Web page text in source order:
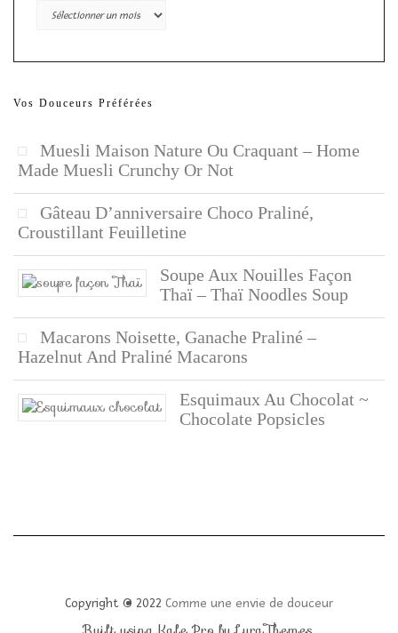
Archives
Vos Douceurs Préférées
Muesli Maison Nature Ou Craquant – Home
Made Muesli Crunchy Or Not
Gâteau D’anniversaire Choco Praliné,
Croustillant Feuilletine
Soupe Aux Nouilles Façon
Thaï – Thaï Noodles Soup
Macarons Noisette, Ganache Praliné –
Hazelnut And Praliné Macarons
Esquimaux Au Chocolat ~
Chocolate Popsicles
Copyright © 2022 Comme une envie de douceur